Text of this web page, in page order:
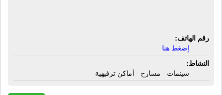
رقم الهاتف:
إضغط هنا
النشاط:
سينمات - مسارح - أماكن ترفيهية